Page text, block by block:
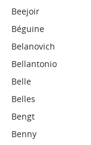
Beejoir
Béguine
Belanovich
Bellantonio
Belle
Belles
Bengt
Benny